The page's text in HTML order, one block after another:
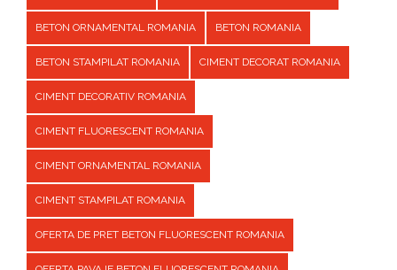
BETON ORNAMENTAL ROMANIA BETON ROMANIA
BETON STAMPILAT ROMANIA CIMENT DECORAT ROMANIA
CIMENT DECORATIV ROMANIA
CIMENT FLUORESCENT ROMANIA
CIMENT ORNAMENTAL ROMANIA
CIMENT STAMPILAT ROMANIA
OFERTA DE PRET BETON FLUORESCENT ROMANIA